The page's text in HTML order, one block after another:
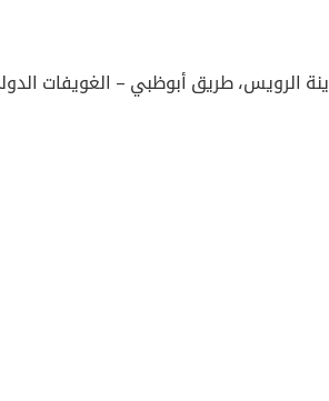
الرويس، طريق أبوظبي – الغويفات